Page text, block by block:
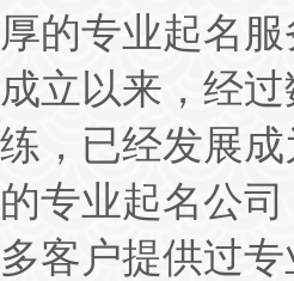
订单号为：139****5174 的李先生：
字看似简单，但是内涵的东西在
订单号为：150****9013 的陈女士：
娃娃不喜欢（其实名字都挺好的
次的娃娃就采纳了。各方面都讲解
厚的专业起名
成立以来，经
练，已经发展
的专业起名公
多客户提供过